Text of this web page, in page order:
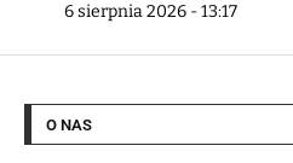
6 sierpnia 2026 - 13:17
O NAS